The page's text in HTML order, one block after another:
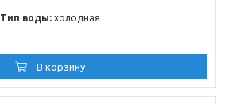
Тип воды: холодная
В корзину